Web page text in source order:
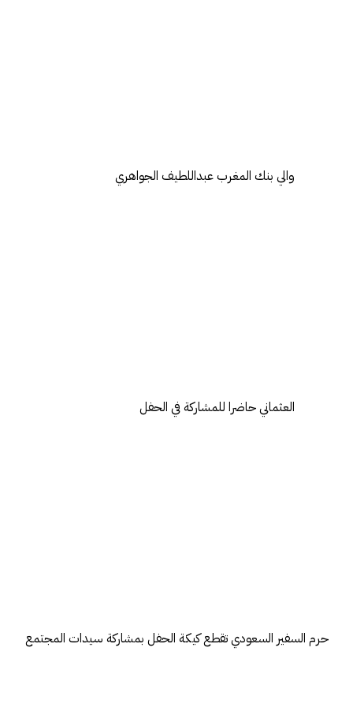
والي بنك المغرب عبداللطيف الجواهري
العثماني حاضرا للمشاركة في الحفل
حرم السفير السعودي تقطع كيكة الحفل بمشاركة سيدات المجتمع